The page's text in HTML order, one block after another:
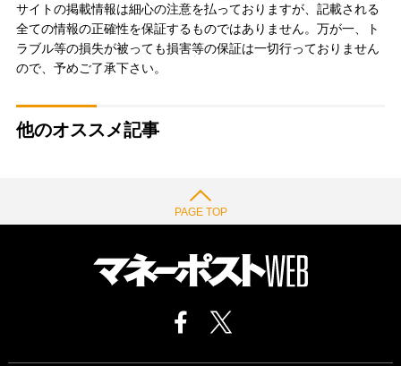
サイトの掲載情報は細心の注意を払っておりますが、記載される
全ての情報の正確性を保証するものではありません。万が一、ト
ラブル等の損失が被っても損害等の保証は一切行っておりません
ので、予めご了承下さい。
他のオススメ記事
PAGE TOP